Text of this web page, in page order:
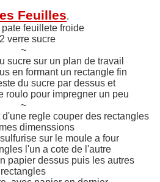
.
Feuilles
feuillete froide
verre sucre
~
sucre sur un plan de travail
en formant un rectangle fin
du sucre par dessus et
roulo pour impregner un peu
~
regle couper des rectangles
dimenssions
sur le moule a four
l'un a cote de l'autre
papier dessus puis les autres
rectangles